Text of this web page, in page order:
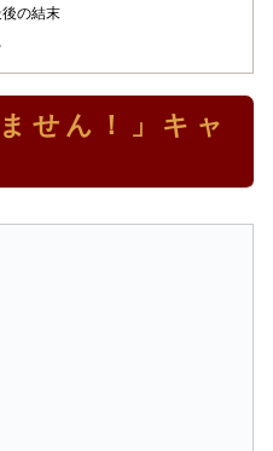
後の結末
せん！」キャ